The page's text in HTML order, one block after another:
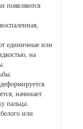
появляются
единичные или
на
начинает
пальца.
или